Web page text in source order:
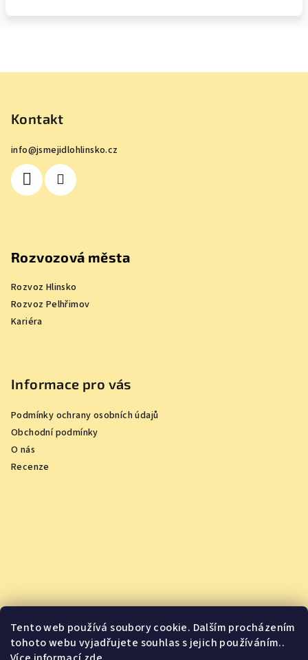
Tento web používá soubory cookie. Dalším procházením
tohoto webu vyjadřujete souhlas s jejich používáním..
Kontakt
info@jsmejidlohlinsko.cz
Rozvozová města
Rozvoz Hlinsko
Rozvoz Pelhřimov
Kariéra
Informace pro vás
Podmínky ochrany osobních údajů
Obchodní podmínky
O nás
Recenze